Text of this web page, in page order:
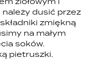
dusić przez
zmiękną
na małym
soków.
pietruszki.